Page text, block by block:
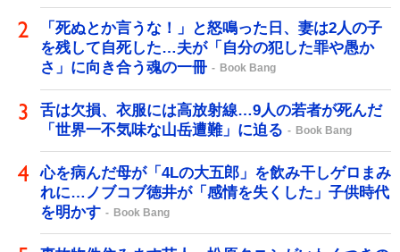
「死ぬとか言うな！」と怒鳴った日、妻は2人の子
を残して自死した…夫が「自分の犯した罪や愚か
さ」に向き合う魂の一冊
Book Bang
舌は欠損、衣服には高放射線…9人の若者が死んだ
「世界一不気味な山岳遭難」に迫る
Book Bang
心を病んだ母が「4Lの大五郎」を飲み干しゲロまみ
れに…ノブコブ徳井が「感情を失くした」子供時代
を明かす
Book Bang